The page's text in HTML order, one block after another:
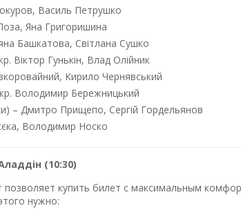
Василь Петрушко
Яна Григоришина
Башкатова, Світлана Сушко
Віктор Гунькін, Влад Олійник
Кирило Чернявський
Володимир Бережницький
– Дмитро Прищепо, Сергій Гордельянов
Володимир Носко
(10:30)
позволяет купить билет с максимальным
нужно: